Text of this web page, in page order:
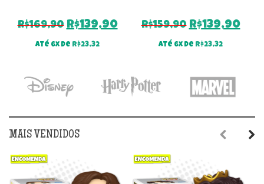
R$169,90 O
preço
original
R$169,90.
R$139,90O
R$139,90.
Até 6x de R$23,32
R$159,90 O
preço
original
R$159,90.
R$139,90O
Até 6x de R$23,32
MAIS VENDIDOS